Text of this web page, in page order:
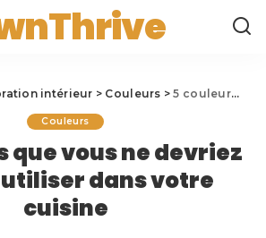
intérieur > Couleurs >5 couleurs que vous ne devriez jamais utiliser dans votre cuisine
Couleurs
que vous ne devriez
dans votre
cuisine